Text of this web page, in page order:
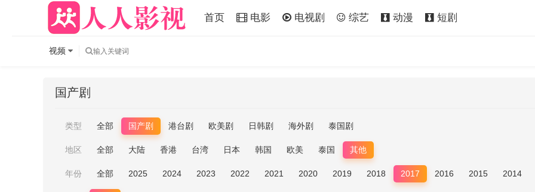
首页 电影 电视剧 综艺 动漫 短剧
视频
国产剧
类型 全部 国产剧 港台剧 欧美剧 日韩剧 海外剧 泰国剧
地区 全部 大陆 香港 台湾 日本 韩国 欧美 泰国 其他
年份 全部 2025 2024 2023 2022 2021 2020 2019 2018 2017 2016 2015 2014